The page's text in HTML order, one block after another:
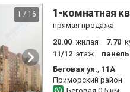
1 / 16 1-комнатная
прямая продажа
20.00 жилая 7.70
11/12 этаж
Беговая ул., 11А
Приморский район